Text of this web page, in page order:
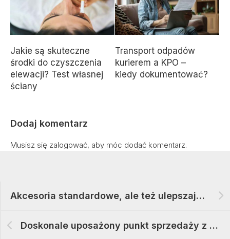
Jakie są skuteczne
środki do czyszczenia
elewacji? Test własnej
ściany
Transport odpadów
kurierem a KPO –
kiedy dokumentować?
Dodaj komentarz
Musisz się zalogować, aby móc dodać komentarz.
Akcesoria standardowe, ale też ulepszające komfort użytkowania, które można zakupić w punkcie sprzedaży CarGO!
Doskonale uposażony punkt sprzedaży z narzędziami budowlanymi